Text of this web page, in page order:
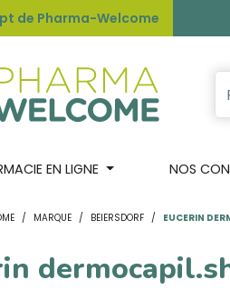
de Pharma-Welcome
EN LIGNE NOS
MARQUE BEIERSDORF EUCERIN